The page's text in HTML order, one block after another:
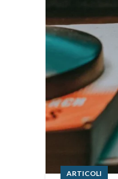
ARTICOLI